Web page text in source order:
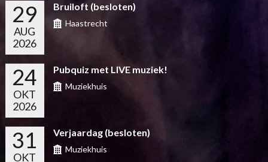
29
AUG
2026
Bruiloft (besloten)
Haastrecht
24
OKT
2026
Pubquiz met LIVE muziek!
Muziekhuis
31
OKT
Verjaardag (besloten)
Muziekhuis